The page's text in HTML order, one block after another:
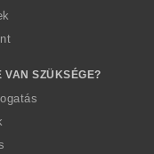
VAN SZÜKSÉGE?